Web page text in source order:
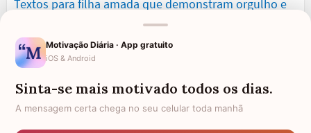
Textos para filha amada que demonstram orgulho e
Textos para irmã emocionantes com mensagens de
carinho
Textos emocionantes para pai: mensagens de
agradecimento e amor
Motivação Diária · App gratuito
iOS & Android
Sinta-se mais motivado todos os dias.
A mensagem certa chega no seu celular toda manhã